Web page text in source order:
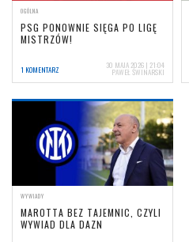
OGÓLNA
PSG PONOWNIE SIĘGA PO LIGĘ
MISTRZÓW!
1 KOMENTARZ 30 MAJA 2026 | 21:04
PAWEŁ ŚWINARSKI
WYWIADY
MAROTTA BEZ TAJEMNIC, CZYLI
WYWIAD DLA DAZN